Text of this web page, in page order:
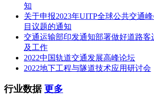
知
关于申报2023年UITP全球公共交通
目议题的通知
交通运输部印发通知部署做好道路客
及工作
2022中国轨道交通发展高峰论坛
2022地下工程与隧道技术应用研讨会
行业数据更多